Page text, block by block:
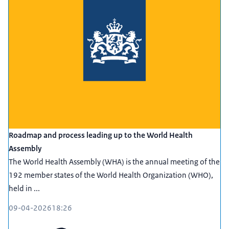
Roadmap and process leading up to the World Health
Assembly
The World Health Assembly (WHA) is the annual meeting of the
192 member states of the World Health Organization (WHO),
held in ...
09-04-202618:26